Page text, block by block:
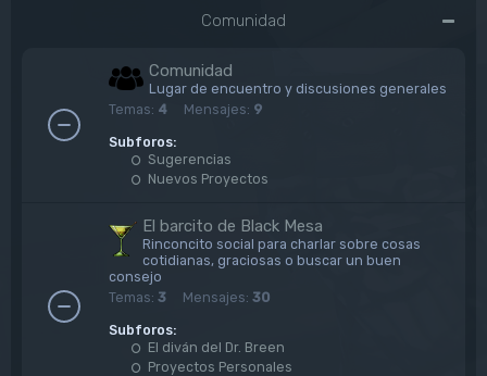
Comunidad
Comunidad
Lugar de encuentro y discusiones generales
Temas: 4 Mensajes: 9
Subforos:
Sugerencias
Nuevos Proyectos
El barcito de Black Mesa
Rinconcito social para charlar sobre cosas
cotidianas, graciosas o buscar un buen
consejo
Temas: 3 Mensajes: 30
Subforos:
El diván del Dr. Breen
Proyectos Personales